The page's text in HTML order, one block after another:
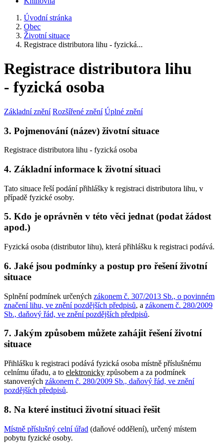
Úvodní stránka
Obec
Životní situace
Registrace distributora lihu - fyzická...
Registrace distributora lihu
- fyzická osoba
Základní znění Rozšířené znění Úplné znění
3. Pojmenování (název) životní situace
Registrace distributora lihu - fyzická osoba
4. Základní informace k životní situaci
Tato situace řeší podání přihlášky k registraci distributora lihu, v
případě fyzické osoby.
5. Kdo je oprávněn v této věci jednat (podat žádost
apod.)
Fyzická osoba (distributor lihu), která přihlášku k registraci podává.
6. Jaké jsou podmínky a postup pro řešení životní
situace
Splnění podmínek určených zákonem č. 307/2013 Sb., o povinném
značení lihu, ve znění pozdějších předpisů, a zákonem č. 280/2009
Sb., daňový řád, ve znění pozdějších předpisů.
7. Jakým způsobem můžete zahájit řešení životní
situace
Přihlášku k registraci podává fyzická osoba místně příslušnému
celnímu úřadu, a to elektronicky způsobem a za podmínek
stanovených zákonem č. 280/2009 Sb., daňový řád, ve znění
pozdějších předpisů.
8. Na které instituci životní situaci řešit
Místně příslušný celní úřad (daňové oddělení), určený místem
pobytu fyzické osoby.